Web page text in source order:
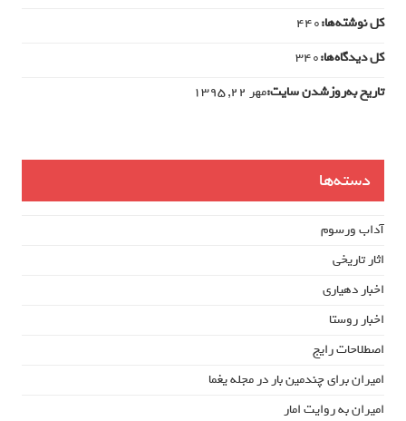
کل نوشته‌ها:440
کل دیدگاه‌ها:340
تاریخ به‌روزشدن سایت:مهر ۲۲, ۱۳۹۵
دسته‌ها
آداب ورسوم
اثار تاریخی
اخبار دهیاری
اخبار روستا
اصطلاحات رایج
امیران برای چندمین بار در مجله یغما
امیران به روایت امار